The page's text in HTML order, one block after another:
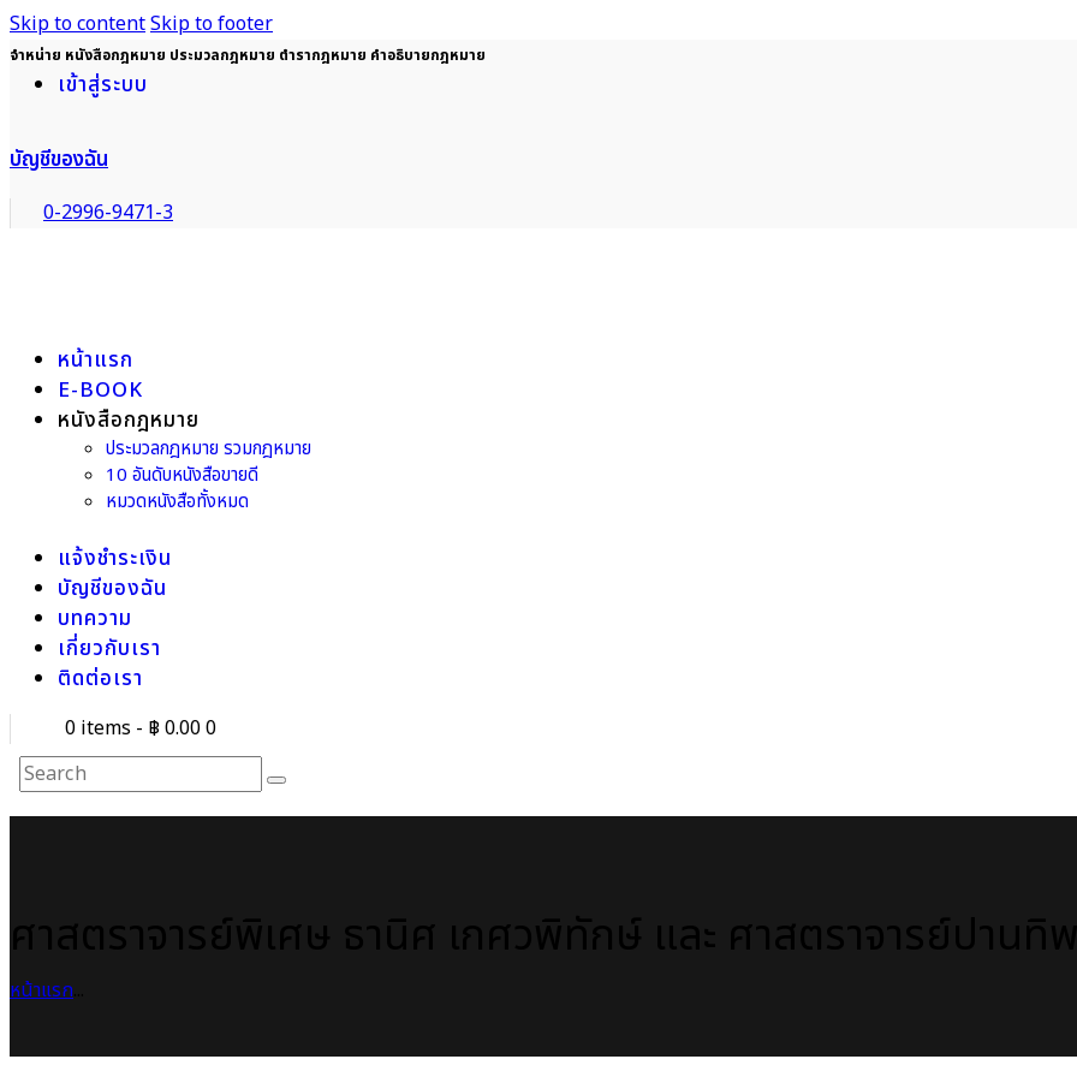
Skip to contentSkip to footer
จำหน่าย หนังสือกฎหมาย ประมวลกฎหมาย ตำรากฎหมาย คำอธิบายกฎหมาย
เข้าสู่ระบบ
บัญชีของฉัน
0-2996-9471-3
หน้าแรก
E-BOOK
หนังสือกฎหมาย
ประมวลกฎหมาย รวมกฎหมาย
10 อันดับหนังสือขายดี
หมวดหนังสือทั้งหมด
แจ้งชำระเงิน
บัญชีของฉัน
บทความ
เกี่ยวกับเรา
ติดต่อเรา
0 items - ฿ 0.000
หน้าแรก